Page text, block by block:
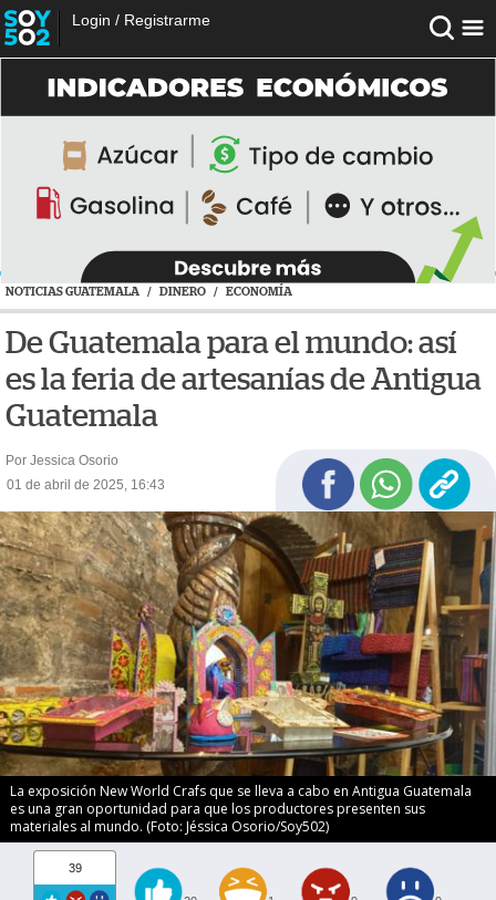
Login / Registrarme
NOTICIAS GUATEMALA / DINERO / ECONOMÍA
De Guatemala para el mundo: así
es la feria de artesanías de Antigua
Guatemala
Por Jessica Osorio
01 de abril de 2025, 16:43
La exposición New World Crafs que se lleva a cabo en Antigua Guatemala
es una gran oportunidad para que los productores presenten sus
materiales al mundo. (Foto: Jéssica Osorio/Soy502)
39